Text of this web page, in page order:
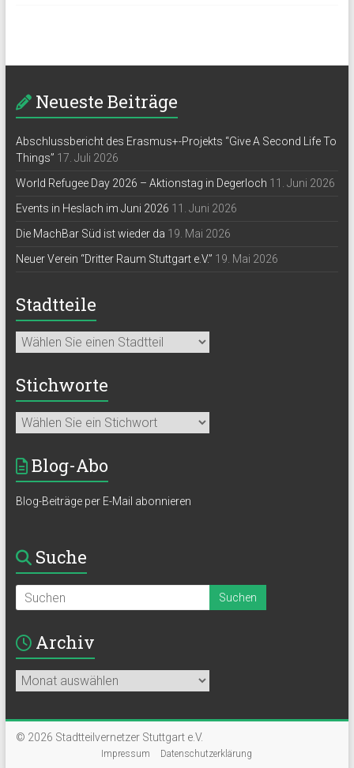
Neueste Beiträge
Abschlussbericht des Erasmus+-Projekts “Give A Second Life To
Things” 17. Juli 2026
World Refugee Day 2026 – Aktionstag in Degerloch 11. Juni 2026
Events in Heslach im Juni 2026 11. Juni 2026
Die MachBar Süd ist wieder da 19. Mai 2026
Neuer Verein “Dritter Raum Stuttgart e.V.” 19. Mai 2026
Stadtteile
Stichworte
Blog-Abo
Blog-Beiträge per E-Mail abonnieren
Suche
Archiv
Archiv
© 2026 Stadtteilvernetzer Stuttgart e.V.
Impressum Datenschutzerklärung